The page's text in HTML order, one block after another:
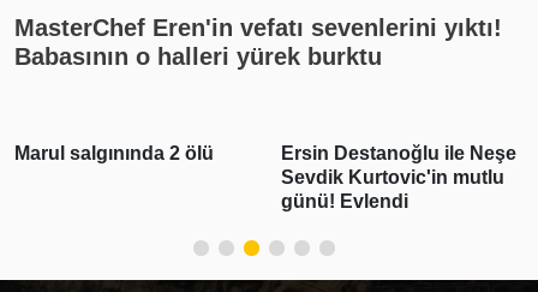
rakamları, canlı takip
MasterChef Eren'in vefatı sevenlerini yıktı!
Babasının o halleri yürek burktu
Marul salgınında 2 ölü
Ersin Destanoğlu ile Neşe
Sevdik Kurtovic'in mutlu
günü! Evlendi